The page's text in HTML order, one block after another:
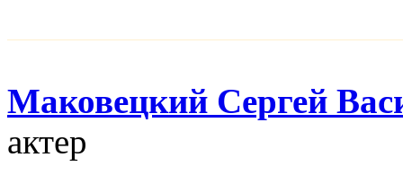
Маковецкий Сергей
актер